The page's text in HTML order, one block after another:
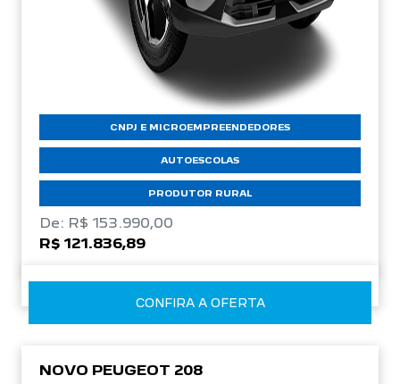
CNPJ E MICROEMPREENDEDORES
AUTOESCOLAS
PRODUTOR RURAL
De: R$ 153.990,00
R$ 121.836,89
CONFIRA A OFERTA
NOVO PEUGEOT 208